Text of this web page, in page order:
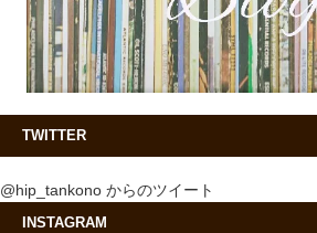
TWITTER
@hip_tankono からのツイート
INSTAGRAM